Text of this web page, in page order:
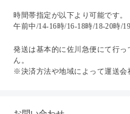
時間帯指定が以下より可能です。
午前中/14-16時/16-18時/18-20時/
発送は基本的に佐川急便にて行
ん。
※決済方法や地域によって運送会